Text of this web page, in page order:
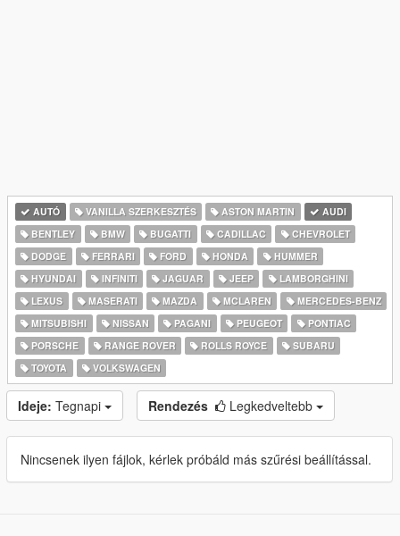
AUTÓ VANILLA SZERKESZTÉS ASTON MARTIN
AUDI
BENTLEY
BMW BUGATTI CADILLAC
CHEVROLET
DODGE
FERRARI FORD HONDA
HUMMER
HYUNDAI
INFINITI JAGUAR JEEP
LAMBORGHINI
LEXUS
MASERATI MAZDA MCLAREN
MERCEDES-BENZ
MITSUBISHI
NISSAN PAGANI PEUGEOT
PONTIAC
PORSCHE
RANGE ROVER ROLLS ROYCE
SUBARU
TOYOTA
VOLKSWAGEN
Ideje: Tegnapi Rendezés Legkedveltebb
Nincsenek ilyen fájlok, kérlek próbáld más szűrési beállítással.